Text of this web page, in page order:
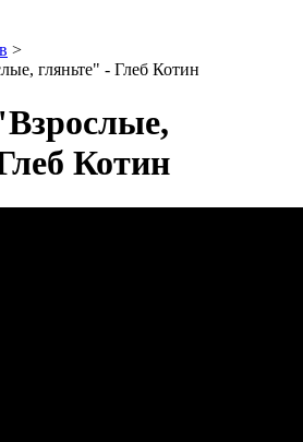
>
гляньте" - Глеб Котин
Котин